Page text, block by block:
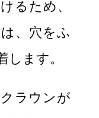
るため、
、穴をふ
します。
ラウンが